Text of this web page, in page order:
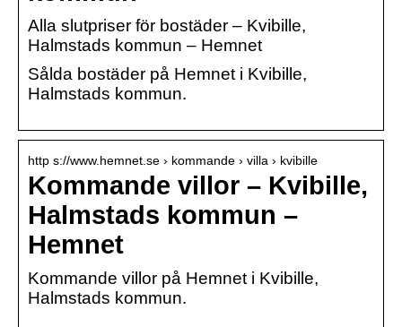
Alla slutpriser för bostäder – Kvibille,
Halmstads kommun – Hemnet
Sålda bostäder på Hemnet i Kvibille,
Halmstads kommun.
http s://www.hemnet.se › kommande › villa › kvibille
Kommande villor – Kvibille,
Halmstads kommun –
Hemnet
Kommande villor på Hemnet i Kvibille,
Halmstads kommun.